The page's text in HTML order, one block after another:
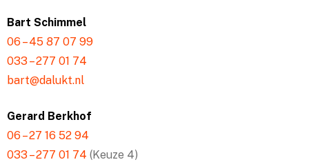
Bart Schimmel
06 – 45 87 07 99
033 – 277 01 74
bart@dalukt.nl
Gerard Berkhof
06 – 27 16 52 94
033 – 277 01 74 (Keuze 4)